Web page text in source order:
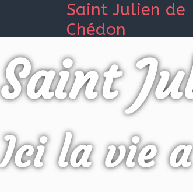
Saint Julien de
Chédon
Saint
Ici la vie